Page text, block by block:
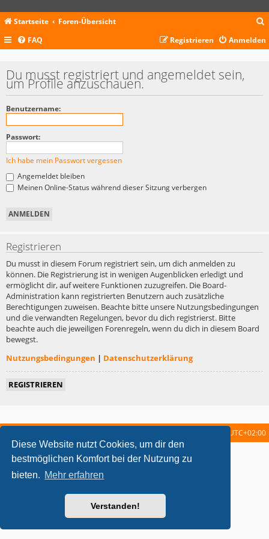
Diese Website nutzt Cookies, um dir den
bestmöglichen Komfort bei der Nutzung zu
bieten. Mehr erfahren
Verstanden!
Startseite Foren-Übersicht
c
FAQ Anmelden
Registrieren
Du musst registriert und angemeldet sein,
um Profile anzuschauen.
Benutzername:
Passwort:
Ich habe mein Passwort vergessen
Angemeldet bleiben
Meinen Online-Status während dieser Sitzung verbergen
Registrieren
Du musst in diesem Forum registriert sein, um dich anmelden zu
können. Die Registrierung ist in wenigen Augenblicken erledigt und
ermöglicht dir, auf weitere Funktionen zuzugreifen. Die Board-
Administration kann registrierten Benutzern auch zusätzliche
Berechtigungen zuweisen. Beachte bitte unsere Nutzungsbedingungen
und die verwandten Regelungen, bevor du dich registrierst. Bitte
beachte auch die jeweiligen Forenregeln, wenn du dich in diesem Board
bewegst.
Nutzungsbedingungen | Datenschutzerklärung
REGISTRIEREN
UTC+02:00
metrolike style by Eric Seguin Updated for phpBB3.2 by
Powered byphpBB ® Forum Software © phpBB Limited
Deutsche Übersetzung durch